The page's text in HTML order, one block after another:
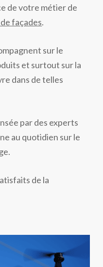
de votre métier de
façades.
sur le
et surtout sur la
dans de telles
par des experts
au quotidien sur le
de la